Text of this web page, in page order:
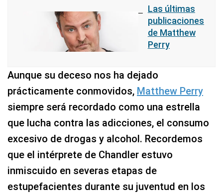
Las últimas
publicaciones
de Matthew
Perry
Aunque su deceso nos ha dejado
prácticamente conmovidos, Matthew Perry
siempre será recordado como una estrella
que lucha contra las adicciones, el consumo
excesivo de drogas y alcohol. Recordemos
que el intérprete de Chandler estuvo
inmiscuido en severas etapas de
estupefacientes durante su juventud en los